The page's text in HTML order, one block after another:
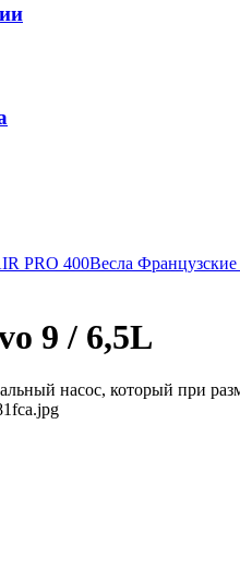
PRO 400Весла
9 / 6,5L
насос, который при